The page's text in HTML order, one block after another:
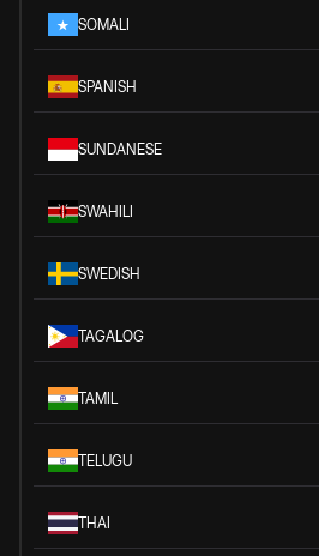
SOMALI
SPANISH
SUNDANESE
SWAHILI
SWEDISH
TAGALOG
TAMIL
TELUGU
THAI